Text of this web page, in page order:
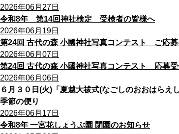
2026年06月27日
令和8年 第14回神社検定 受検者の皆様へ
2026年06月19日
第24回 古代の森 小國神社写真コンテスト ご応
2026年06月07日
第24回 古代の森 小國神社写真コンテスト 応募
2026年06月06日
６月３０日(火)「夏越大祓式(なごしのおおはら
季節の便り
2026年06月17日
令和8年 一宮花しょうぶ園 閉園のお知らせ